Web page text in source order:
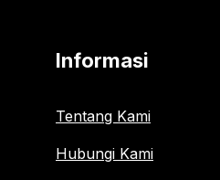
Informasi
Tentang Kami
Hubungi Kami